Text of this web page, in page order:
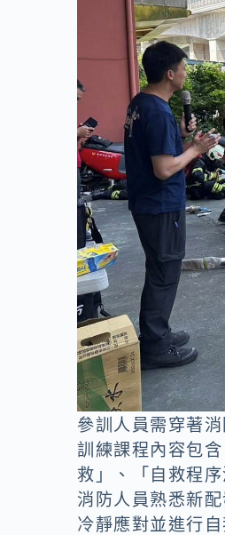
參訓人員需穿著
訓練課程內容包
救」、「自救程
消防人員熟悉新
冷靜應對並進行